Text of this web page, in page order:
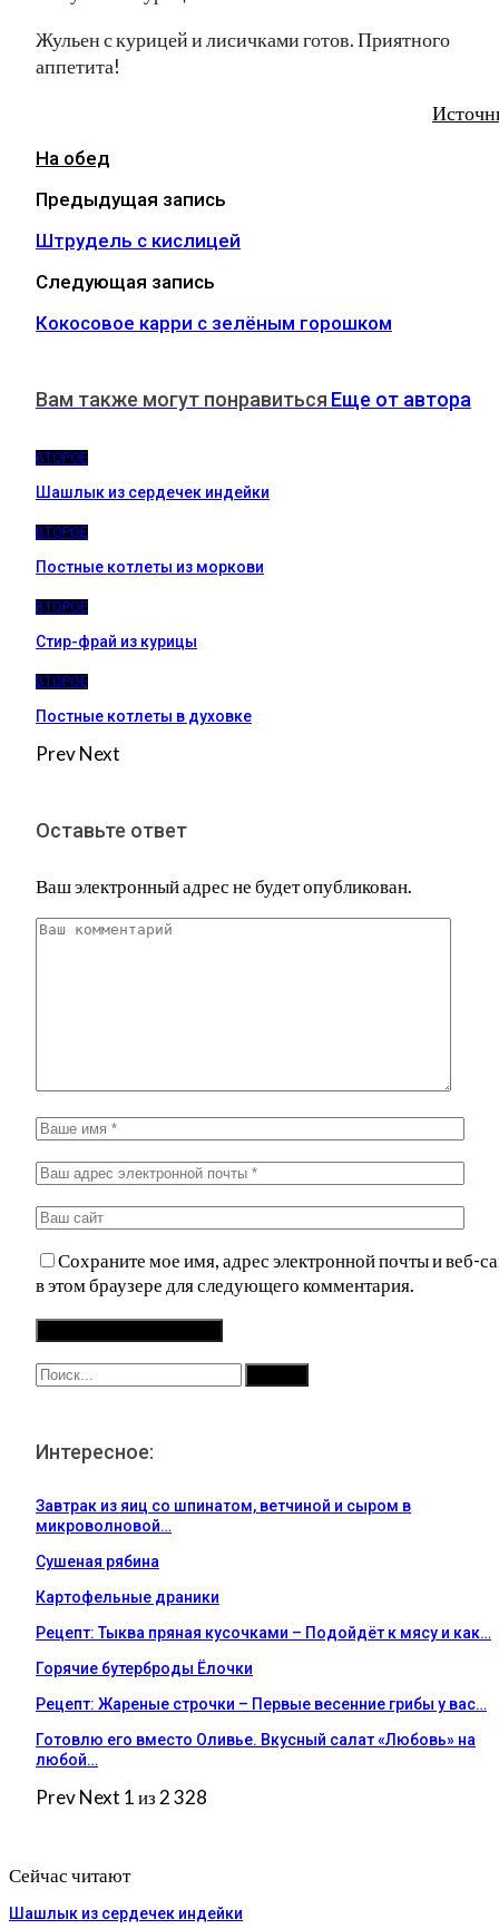
Жульен с курицей и лисичками готов. Приятного
аппетита!
На обед
Предыдущая запись
Штрудель с кислицей
Следующая запись
Кокосовое карри с зелёным горошком
Вам также могут понравиться Еще от автора
ВТОРОЕ
Шашлык из сердечек индейки
ВТОРОЕ
Постные котлеты из моркови
ВТОРОЕ
Стир-фрай из курицы
ВТОРОЕ
Постные котлеты в духовке
PrevNext
Оставьте ответ
Ваш электронный адрес не будет опубликован.
Сохраните мое имя, адрес электронной почты и веб-
в этом браузере для следующего комментария.
Интересное:
Завтрак из яиц со шпинатом, ветчиной и сыром в
микроволновой…
Сушеная рябина
Картофельные драники
Рецепт: Тыква пряная кусочками – Подойдёт к мясу и как…
Горячие бутерброды Ёлочки
Рецепт: Жареные строчки – Первые весенние грибы у вас…
Готовлю его вместо Оливье. Вкусный салат «Любовь» на
любой…
PrevNext 1 из 2 328
Сейчас читают
Шашлык из сердечек индейки